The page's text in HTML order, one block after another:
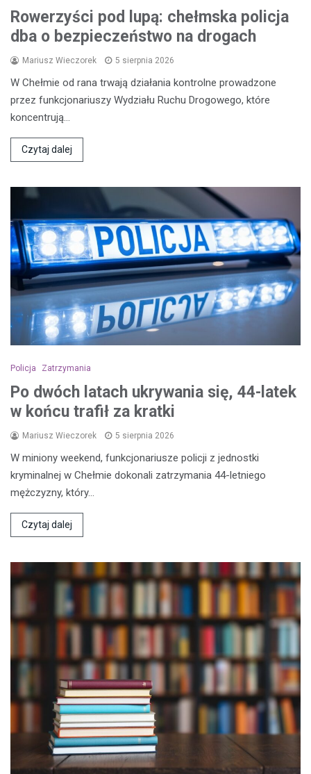
Rowerzyści pod lupą: chełmska policja
dba o bezpieczeństwo na drogach
Mariusz Wieczorek 5 sierpnia 2026
W Chełmie od rana trwają działania kontrolne prowadzone
przez funkcjonariuszy Wydziału Ruchu Drogowego, które
koncentrują…
Czytaj dalej
Policja Zatrzymania
Po dwóch latach ukrywania się, 44-latek
w końcu trafił za kratki
Mariusz Wieczorek 5 sierpnia 2026
W miniony weekend, funkcjonariusze policji z jednostki
kryminalnej w Chełmie dokonali zatrzymania 44-letniego
mężczyzny, który…
Czytaj dalej